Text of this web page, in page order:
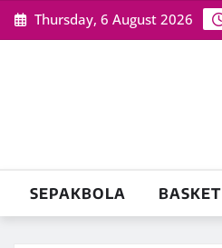
Skip
to
Thursday, 6 August 2026
SEPAKBOLA BASKET